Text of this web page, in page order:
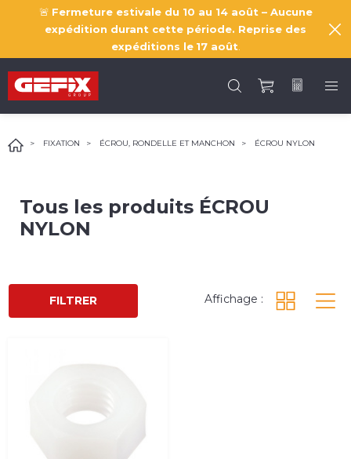
🚨 Fermeture estivale du 10 au 14 août – Aucune
expédition durant cette période. Reprise des
expéditions le 17 août
FIXATION ÉCROU, RONDELLE ET MANCHON ÉCROU NYLON
Tous les produits ÉCROU
NYLON
FILTRER Affichage :